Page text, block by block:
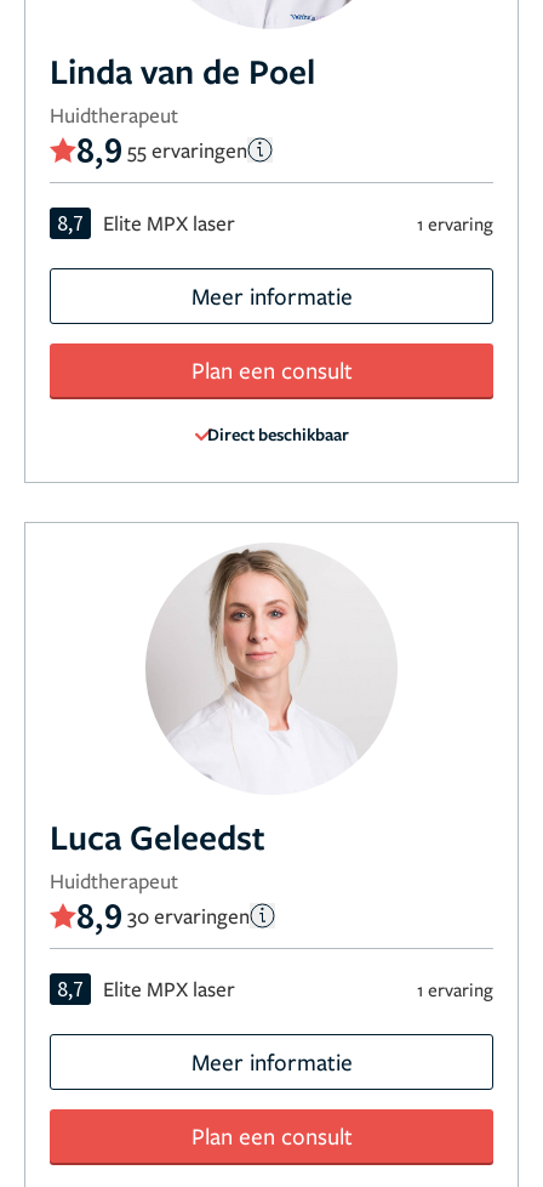
Linda van de Poel
Huidtherapeut
8,9 55 ervaringen
8,7 Elite MPX laser 1 ervaring
Meer informatie
Plan een consult
Direct beschikbaar
Luca Geleedst
Huidtherapeut
8,9 30 ervaringen
8,7 Elite MPX laser 1 ervaring
Meer informatie
Plan een consult